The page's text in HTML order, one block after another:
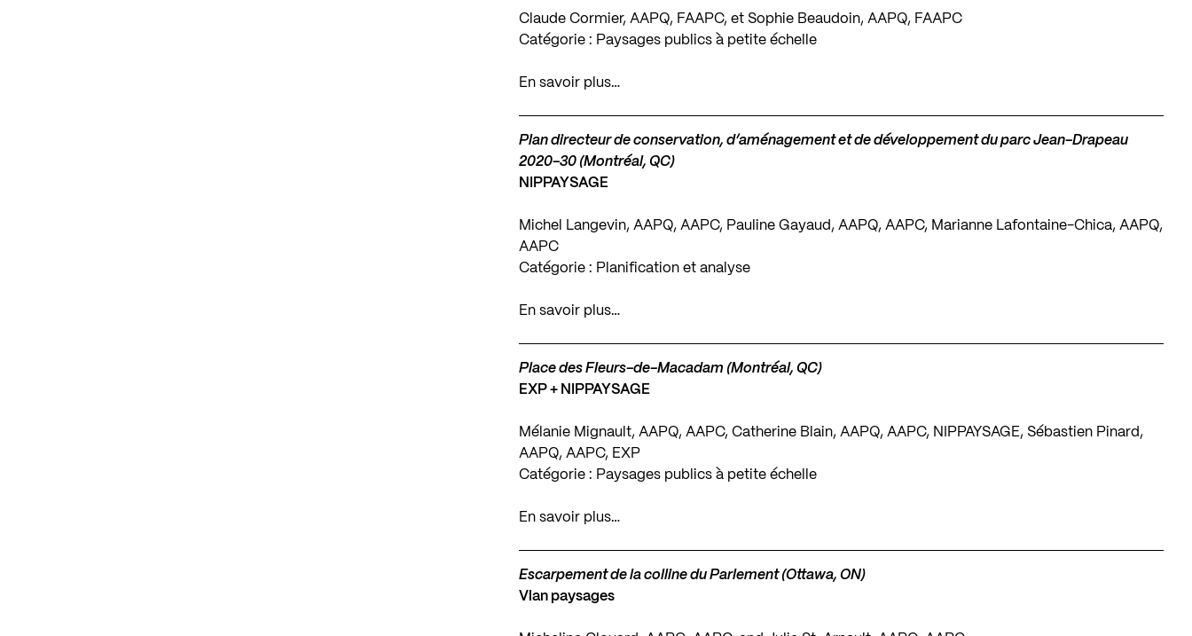
Claude Cormier, AAPQ, FAAPC, et Sophie Beaudoin, AAPQ, FAAPC
Catégorie : Paysages publics à petite échelle
En savoir plus…
Plan directeur de conservation, d’aménagement et de développement du parc Jean-Drapeau
2020-30 (Montréal, QC)
NIPPAYSAGE
Michel Langevin, AAPQ, AAPC, Pauline Gayaud, AAPQ, AAPC, Marianne Lafontaine-Chica, AAPQ,
AAPC
Catégorie : Planification et analyse
En savoir plus…
Place des Fleurs-de-Macadam (Montréal, QC)
EXP + NIPPAYSAGE
Mélanie Mignault, AAPQ, AAPC, Catherine Blain, AAPQ, AAPC, NIPPAYSAGE, Sébastien Pinard,
AAPQ, AAPC, EXP
Catégorie : Paysages publics à petite échelle
En savoir plus…
Escarpement de la colline du Parlement (Ottawa, ON)
Vlan paysages